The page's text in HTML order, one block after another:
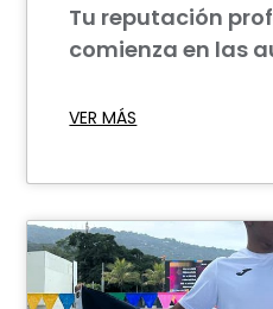
Tu reputación
comienza en las
VER MÁS